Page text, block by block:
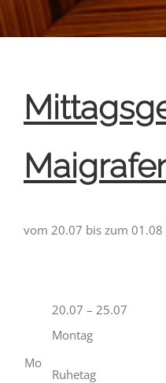
vom 20.07 bis zum 01.08
20.07 – 25.07
Mo
Montag
Ruhetag